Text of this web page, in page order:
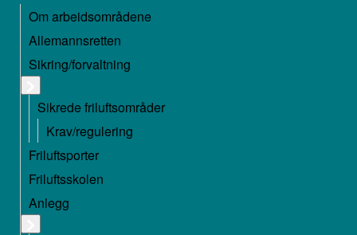
Om arbeidsområdene
Allemannsretten
Sikring/forvaltning
Sikrede friluftsområder
Krav/regulering
Friluftsporter
Friluftsskolen
Anlegg